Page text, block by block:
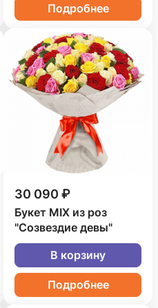
Подробнее
30 090 ₽
Букет MIX из роз
"Созвездие девы"
В корзину
Подробнее